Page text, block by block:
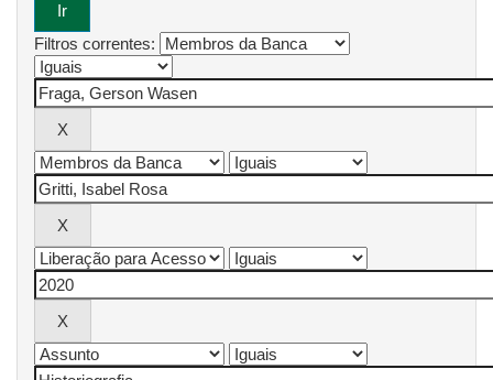
Filtros correntes: